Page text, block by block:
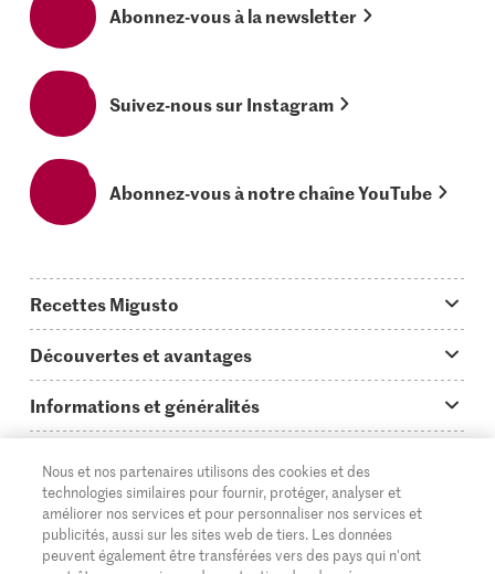
Abonnez-vous à la newsletter
Suivez-nous sur Instagram
Abonnez-vous à notre chaîne YouTube
Recettes Migusto
Idées de menus
Plats principaux
Simple & vite prêt
Apéritif
Découvertes et avantages
On en parle...
Tutoriels
Glossaire des ingrédients
Informations et généralités
Questions concernant Migusto
Cuisiner avec Migusto
Service clientèle & contact
Supermarché
Migros Online
DE FR IT
Nous et nos partenaires utilisons des cookies et des
technologies similaires pour fournir, protéger, analyser et
améliorer nos services et pour personnaliser nos services et
publicités, aussi sur les sites web de tiers. Les données
peuvent également être transférées vers des pays qui n'ont